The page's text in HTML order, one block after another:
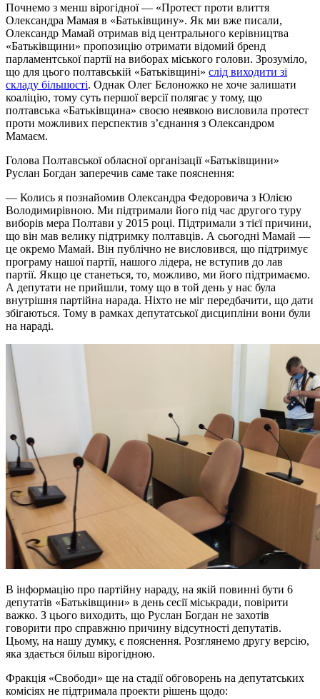
Почнемо з менш вірогідної — «Протест проти влиття
Олександра Мамая в «Батьківщину». Як ми вже писали,
Олександр Мамай отримав від центрального керівництва
«Батьківщини» пропозицію отримати відомий бренд
парламентської партії на виборах міського голови. Зрозуміло,
що для цього полтавській «Батьківщині» слід виходити зі
складу більшості. Однак Олег Бєлоножко не хоче залишати
коаліцію, тому суть першої версії полягає у тому, що
полтавська «Батьківщина» своєю неявкою висловила протест
проти можливих перспектив з’єднання з Олександром
Мамаєм.
Голова Полтавської обласної організації «Батьківщини»
Руслан Богдан заперечив саме таке пояснення:
— Колись я познайомив Олександра Федоровича з Юлією
Володимирівною. Ми підтримали його під час другого туру
виборів мера Полтави у 2015 році. Підтримали з тієї причини,
що він мав велику підтримку полтавців. А сьогодні Мамай —
це окремо Мамай. Він публічно не висловився, що підтримує
програму нашої партії, нашого лідера, не вступив до лав
партії. Якщо це станеться, то, можливо, ми його підтримаємо.
А депутати не прийшли, тому що в той день у нас була
внутрішня партійна нарада. Ніхто не міг передбачити, що дати
збігаються. Тому в рамках депутатської дисципліни вони були
на нараді.
В інформацію про партійну нараду, на якій повинні бути 6
депутатів «Батьківщини» в день сесії міськради, повірити
важко. З цього виходить, що Руслан Богдан не захотів
говорити про справжню причину відсутності депутатів.
Цьому, на нашу думку, є пояснення. Розглянемо другу версію,
яка здається більш вірогідною.
Фракція «Свободи» ще на стадії обговорень на депутатських
комісіях не підтримала проекти рішень щодо: